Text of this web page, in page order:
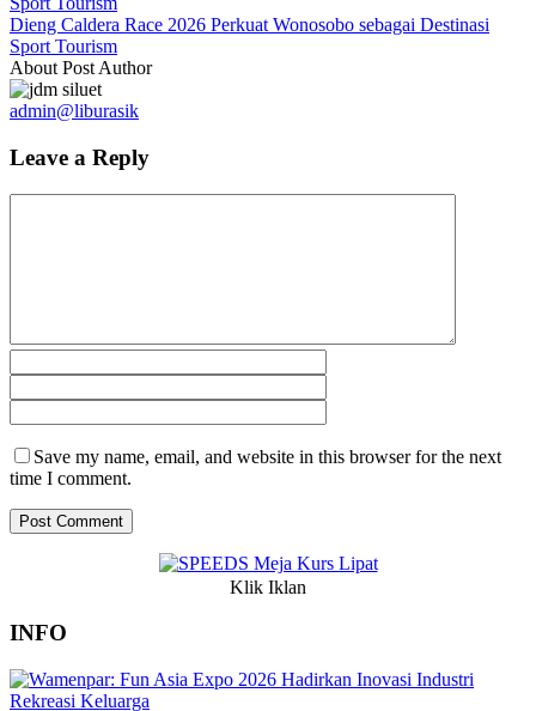
Dieng Caldera Race 2026 Perkuat Wonosobo sebagai Destinasi
Sport Tourism
About Post Author
admin@liburasik
Leave a Reply
Save my name, email, and website in this browser for the next
time I comment.
Klik Iklan
INFO